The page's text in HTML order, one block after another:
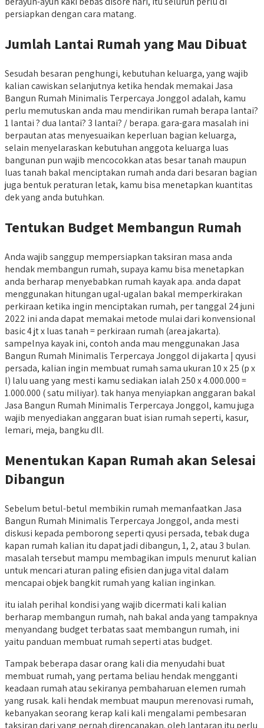
persiapkan dengan cara matang.
Jumlah Lantai Rumah yang Mau Dibuat
Sesudah besaran penghungi, kebutuhan keluarga, yang wajib
kalian cawiskan selanjutnya ketika hendak memakai Jasa
Bangun Rumah Minimalis Terpercaya Jonggol adalah, kamu
perlu memutuskan anda mau mendirikan rumah berapa lantai?
1 lantai ? dua lantai? 3 lantai? / berapa. gara-gara masalah ini
berpautan atas menyesuaikan keperluan bagian keluarga,
selain menyelaraskan kebutuhan anggota keluarga luas
bangunan pun wajib mencocokkan atas besar tanah maupun
luas tanah bakal menciptakan rumah anda dari besaran bagian
juga bentuk peraturan letak, kamu bisa menetapkan kuantitas
dek yang anda butuhkan.
Tentukan Budget Membangun Rumah
Anda wajib sanggup mempersiapkan taksiran masa anda
hendak membangun rumah, supaya kamu bisa menetapkan
anda berharap menyebabkan rumah kayak apa. anda dapat
menggunakan hitungan ugal-ugalan bakal memperkirakan
perkiraan ketika ingin menciptakan rumah, per tanggal 24 juni
2022 ini anda dapat memakai metode mulai dari konvensional
basic 4 jt x luas tanah = perkiraan rumah (area jakarta).
sampelnya kayak ini, contoh anda mau menggunakan Jasa
Bangun Rumah Minimalis Terpercaya Jonggol di jakarta | qyusi
persada, kalian ingin membuat rumah sama ukuran 10 x 25 (p x
l) lalu uang yang mesti kamu sediakan ialah 250 x 4.000.000 =
1.000.000 ( satu miliyar). tak hanya menyiapkan anggaran bakal
Jasa Bangun Rumah Minimalis Terpercaya Jonggol, kamu juga
wajib menyediakan anggaran buat isian rumah seperti, kasur,
lemari, meja, bangku dll.
Menentukan Kapan Rumah akan Selesai
Dibangun
Sebelum betul-betul membikin rumah memanfaatkan Jasa
Bangun Rumah Minimalis Terpercaya Jonggol, anda mesti
diskusi kepada pemborong seperti qyusi persada, tebak duga
kapan rumah kalian itu dapat jadi dibangun, 1, 2, atau 3 bulan.
masalah tersebut mampu membagikan impuls menurut kalian
untuk mencari aturan paling efisien dan juga vital dalam
mencapai objek bangkit rumah yang kalian inginkan.
itu ialah perihal kondisi yang wajib dicermati kali kalian
berharap membangun rumah, nah bakal anda yang tampaknya
menyandang budget terbatas saat membangun rumah, ini
yaitu panduan membuat rumah seperti atas budget.
Tampak beberapa dasar orang kali dia menyudahi buat
membuat rumah, yang pertama beliau hendak mengganti
keadaan rumah atau sekiranya pembaharuan elemen rumah
yang rusak. kali hendak membuat maupun merenovasi rumah,
kebanyakan seorang kerap kali kali mengalami pembesaran
taksiran dari yang pernah direncanakan. oleh lantaran itu perlu